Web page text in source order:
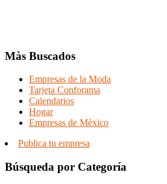
Màs Buscados
Empresas de la Moda
Tarjeta Conforama
Calendarios
Hogar
Empresas de Mèxico
Publica tu empresa
Búsqueda por Categoría